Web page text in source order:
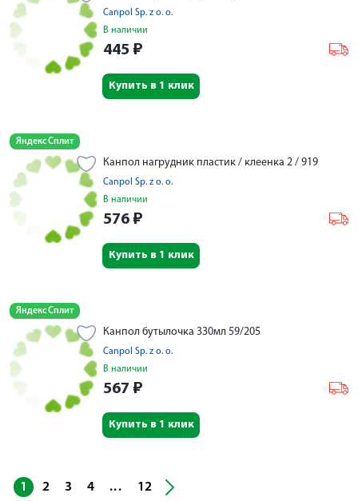
Canpol Sp. z o. o.
В наличии
445 ₽
Купить в 1 клик
Яндекс Сплит
Канпол нагрудник пластик / клеенка 2 / 919
Canpol Sp. z o. o.
В наличии
576 ₽
Купить в 1 клик
Яндекс Сплит
Канпол бутылочка 330мл 59/205
Canpol Sp. z o. o.
В наличии
567 ₽
Купить в 1 клик
1 2 3 4 ... 12